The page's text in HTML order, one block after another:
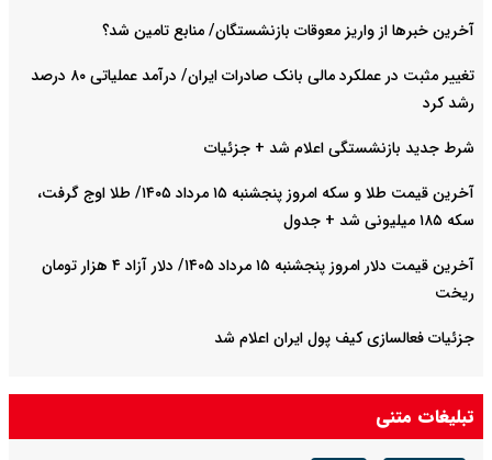
آخرین خبرها از واریز معوقات بازنشستگان/ منابع تامین شد؟
تغییر مثبت در عملکرد مالی بانک صادرات ایران/ درآمد عملیاتی ۸۰ درصد
رشد کرد
شرط جدید بازنشستگی اعلام شد + جزئیات
آخرین قیمت طلا و سکه امروز پنجشنبه ۱۵ مرداد ۱۴۰۵/ طلا اوج گرفت،
سکه ۱۸۵ میلیونی شد + جدول
آخرین قیمت دلار امروز پنجشنبه ۱۵ مرداد ۱۴۰۵/ دلار آزاد ۴ هزار تومان
ریخت
جزئیات فعالسازی کیف پول ایران اعلام شد
تبلیغات متنی